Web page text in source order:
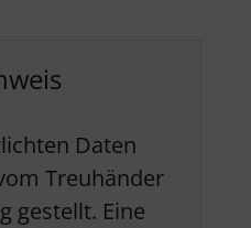
Daten
Treuhänder
gestellt. Eine